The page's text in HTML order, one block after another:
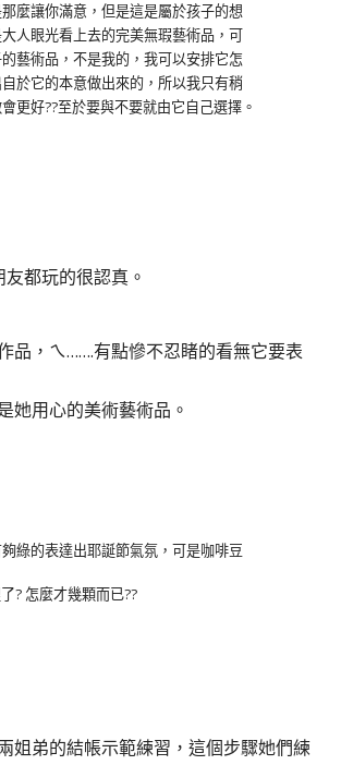
麼讓你滿意，但是這是屬於孩子的想
人眼光看上去的完美無瑕藝術品，可
藝術品，不是我的，我可以安排它怎
於它的本意做出來的，所以我只有稍
更好??至於要與不要就由它自己選擇。
都玩的很認真。
品，ㄟ…….有點慘不忍睹的看無它要表
她用心的美術藝術品。
綠的表達出耶誕節氣氛，可是咖啡豆
? 怎麼才幾顆而已??
姐弟的結帳示範練習，這個步驟她們練